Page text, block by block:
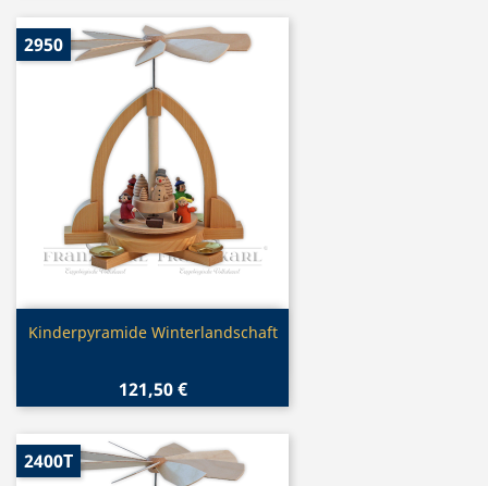
Vorschau
Kinderpyramide Winterlandschaft
121,50 €
2950
2400T